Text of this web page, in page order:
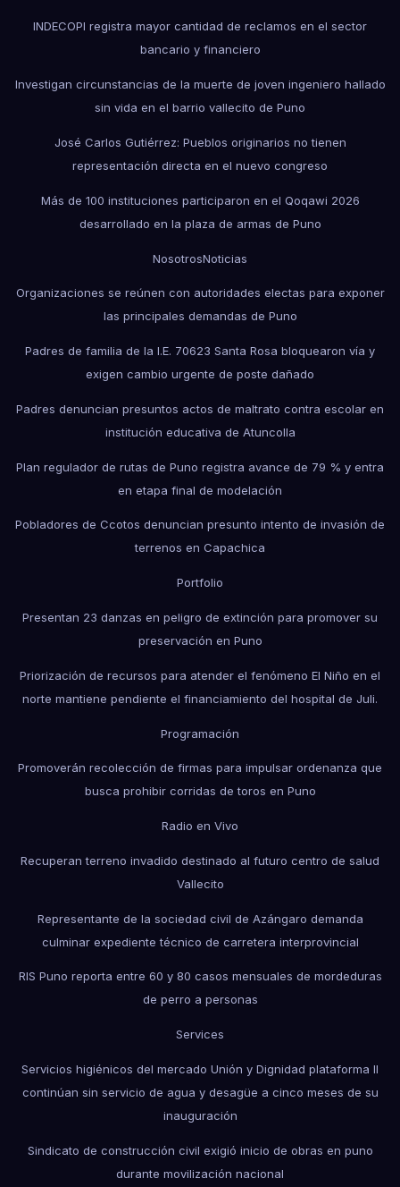
INDECOPI registra mayor cantidad de reclamos en el sector
bancario y financiero
Investigan circunstancias de la muerte de joven ingeniero hallado
sin vida en el barrio vallecito de Puno
José Carlos Gutiérrez: Pueblos originarios no tienen
representación directa en el nuevo congreso
Más de 100 instituciones participaron en el Qoqawi 2026
desarrollado en la plaza de armas de Puno
NosotrosNoticias
Organizaciones se reúnen con autoridades electas para exponer
las principales demandas de Puno
Padres de familia de la I.E. 70623 Santa Rosa bloquearon vía y
exigen cambio urgente de poste dañado
Padres denuncian presuntos actos de maltrato contra escolar en
institución educativa de Atuncolla
Plan regulador de rutas de Puno registra avance de 79 % y entra
en etapa final de modelación
Pobladores de Ccotos denuncian presunto intento de invasión de
terrenos en Capachica
Portfolio
Presentan 23 danzas en peligro de extinción para promover su
preservación en Puno
Priorización de recursos para atender el fenómeno El Niño en el
norte mantiene pendiente el financiamiento del hospital de Juli.
Programación
Promoverán recolección de firmas para impulsar ordenanza que
busca prohibir corridas de toros en Puno
Radio en Vivo
Recuperan terreno invadido destinado al futuro centro de salud
Vallecito
Representante de la sociedad civil de Azángaro demanda
culminar expediente técnico de carretera interprovincial
RIS Puno reporta entre 60 y 80 casos mensuales de mordeduras
de perro a personas
Services
Servicios higiénicos del mercado Unión y Dignidad plataforma II
continúan sin servicio de agua y desagüe a cinco meses de su
inauguración
Sindicato de construcción civil exigió inicio de obras en puno
durante movilización nacional